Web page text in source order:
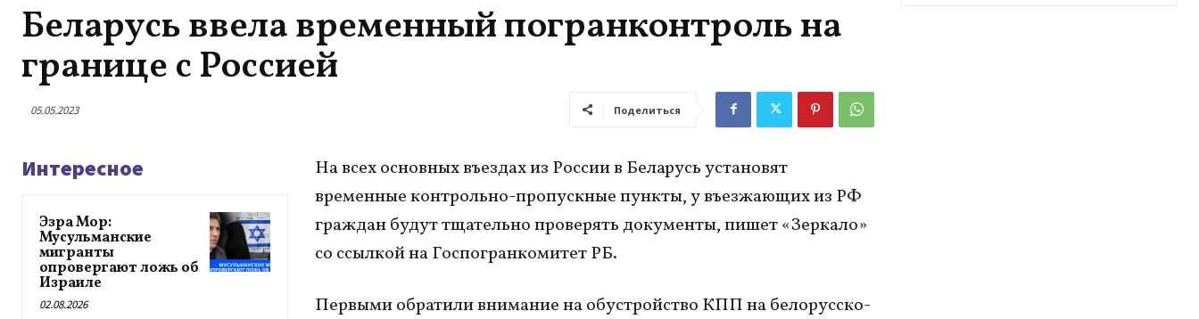
Беларусь ввела временный погранконтроль на
границе с Россией
05.05.2023 Поделиться
Интересное
Эзра Мор:
Мусульманские
мигранты
опровергают ложь об
Израиле
02.08.2026
На всех основных въездах из России в Беларусь установят
временные контрольно-пропускные пункты, у въезжающих из РФ
граждан будут тщательно проверять документы, пишет «Зеркало»
со ссылкой на Госпогранкомитет РБ.
Первыми обратили внимание на обустройство КПП на белорусско-